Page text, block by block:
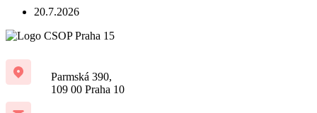
20.7.2026
Parmská 390,
109 00 Praha 10